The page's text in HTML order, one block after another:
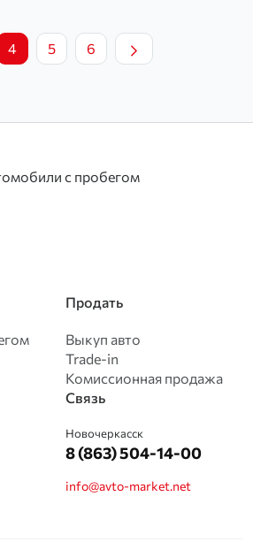
4 5 6
с пробегом
Продать
Выкуп авто
Trade-in
Комиссионная продажа
Связь
Новочеркасск
8 (863) 504-14-00
info@avto-market.net